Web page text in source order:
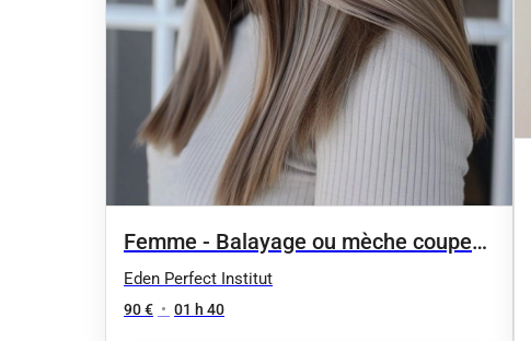
Femme - Balayage ou mèche coupe
simple brush
Eden Perfect Institut
90 € • 01 h 40